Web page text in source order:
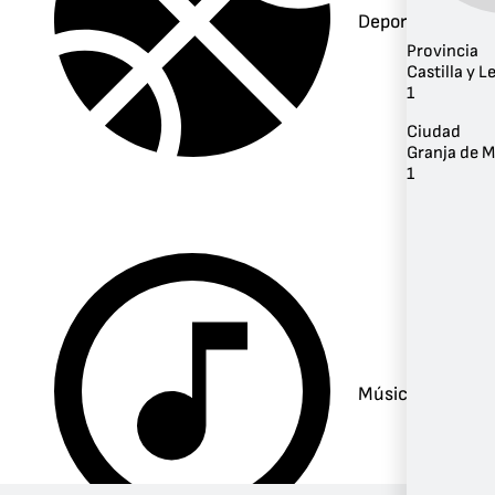
Deportes
Música
Provincia
Castilla y
1
Ciudad
Granja de
1